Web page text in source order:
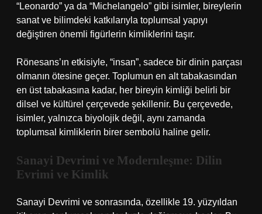
“Leonardo” ya da “Michelangelo” gibi isimler, bireylerin
sanat ve bilimdeki katkılarıyla toplumsal yapıyı
değiştiren önemli figürlerin kimliklerini taşır.
Rönesans’ın etkisiyle, “insan”, sadece bir dinin parçası
olmanın ötesine geçer. Toplumun en alt tabakasından
en üst tabakasına kadar, her bireyin kimliği belirli bir
dilsel ve kültürel çerçevede şekillenir. Bu çerçevede,
isimler, yalnızca biyolojik değil, aynı zamanda
toplumsal kimliklerin birer sembolü haline gelir.
Sanayi Devrimi ve Modernleşme: Dilin
Evrimi ve Kimlik
Sanayi Devrimi ve sonrasında, özellikle 19. yüzyıldan